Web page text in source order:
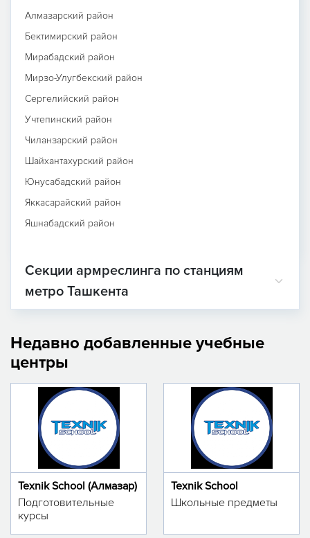
Алмазарский район
Бектимирский район
Мирабадский район
Мирзо-Улугбекский район
Сергелийский район
Учтепинский район
Чиланзарский район
Шайхантахурский район
Юнусабадский район
Яккасарайский район
Яшнабадский район
Секции армреслинга по станциям
метро Ташкента
Недавно добавленные учебные
центры
Texnik School (Алмазар)
Подготовительные
курсы
Texnik School
Школьные предметы